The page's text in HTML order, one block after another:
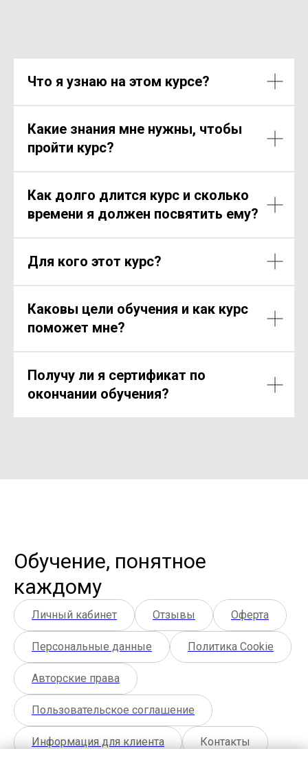
Что я узнаю на этом курсе?
Какие знания мне нужны, чтобы
пройти курс?
Как долго длится курс и сколько
времени я должен посвятить ему?
Для кого этот курс?
Каковы цели обучения и как курс
поможет мне?
Получу ли я сертификат по
окончании обучения?
Обучение, понятное
каждому
Личный кабинет Отзывы Оферта
Персональные данные Политика Cookie
Авторские права
Пользовательское соглашение
Информация для клиента Контакты